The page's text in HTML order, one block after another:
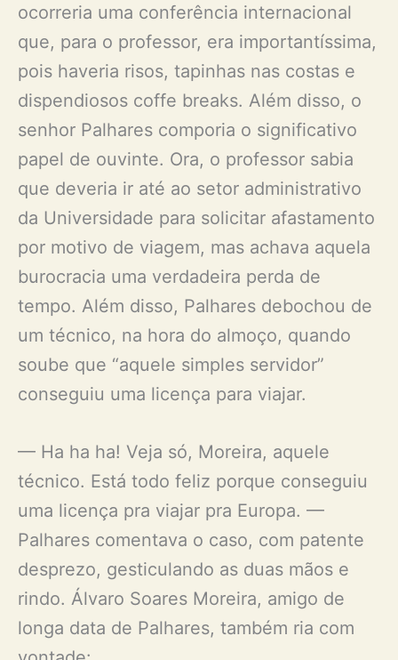
ocorreria uma conferência internacional
que, para o professor, era importantíssima,
pois haveria risos, tapinhas nas costas e
dispendiosos coffe breaks. Além disso, o
senhor Palhares comporia o significativo
papel de ouvinte. Ora, o professor sabia
que deveria ir até ao setor administrativo
da Universidade para solicitar afastamento
por motivo de viagem, mas achava aquela
burocracia uma verdadeira perda de
tempo. Além disso, Palhares debochou de
um técnico, na hora do almoço, quando
soube que “aquele simples servidor”
conseguiu uma licença para viajar.
— Ha ha ha! Veja só, Moreira, aquele
técnico. Está todo feliz porque conseguiu
uma licença pra viajar pra Europa. —
Palhares comentava o caso, com patente
desprezo, gesticulando as duas mãos e
rindo. Álvaro Soares Moreira, amigo de
longa data de Palhares, também ria com